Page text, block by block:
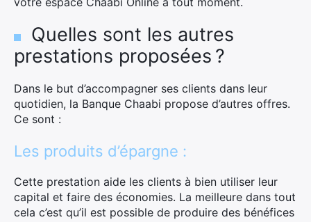
Quelles sont les autres
prestations proposées ?
Dans le but d’accompagner ses clients dans leur
quotidien, la Banque Chaabi propose d’autres offres.
Ce sont :
Les produits d’épargne :
Cette prestation aide les clients à bien utiliser leur
capital et faire des économies. La meilleure dans tout
cela c’est qu’il est possible de produire des bénéfices